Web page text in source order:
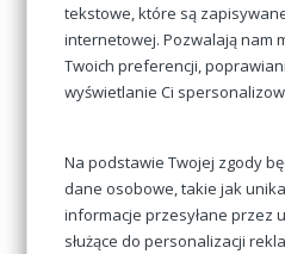
tekstowe, które są
internetowej. Pozwalają nam
Twoich preferencji,
wyświetlanie Ci
Na podstawie Twojej zgody
dane osobowe, takie jak
informacje przesyłane przez
służące do personalizacji
ul. Marii
NIP
REGON
+48